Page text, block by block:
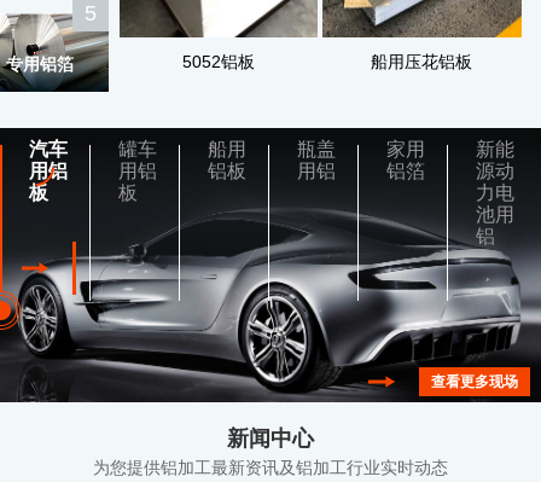
5
专用铝箔 5052铝板 船用压花铝板
汽车
用铝
板
查看详情
罐车
用铝
板
查看详情
船用
铝板
查看详情
瓶盖
用铝
查看详情
家用
铝箔
查看详
新能
源动
力电
池用
铝
查看更多现场
新闻中心
为您提供铝加工最新资讯及铝加工行业实时动态